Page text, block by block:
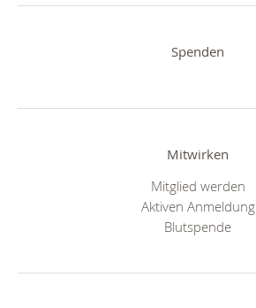
Spenden
Mitwirken
Mitglied werden
Aktiven Anmeldung
Blutspende